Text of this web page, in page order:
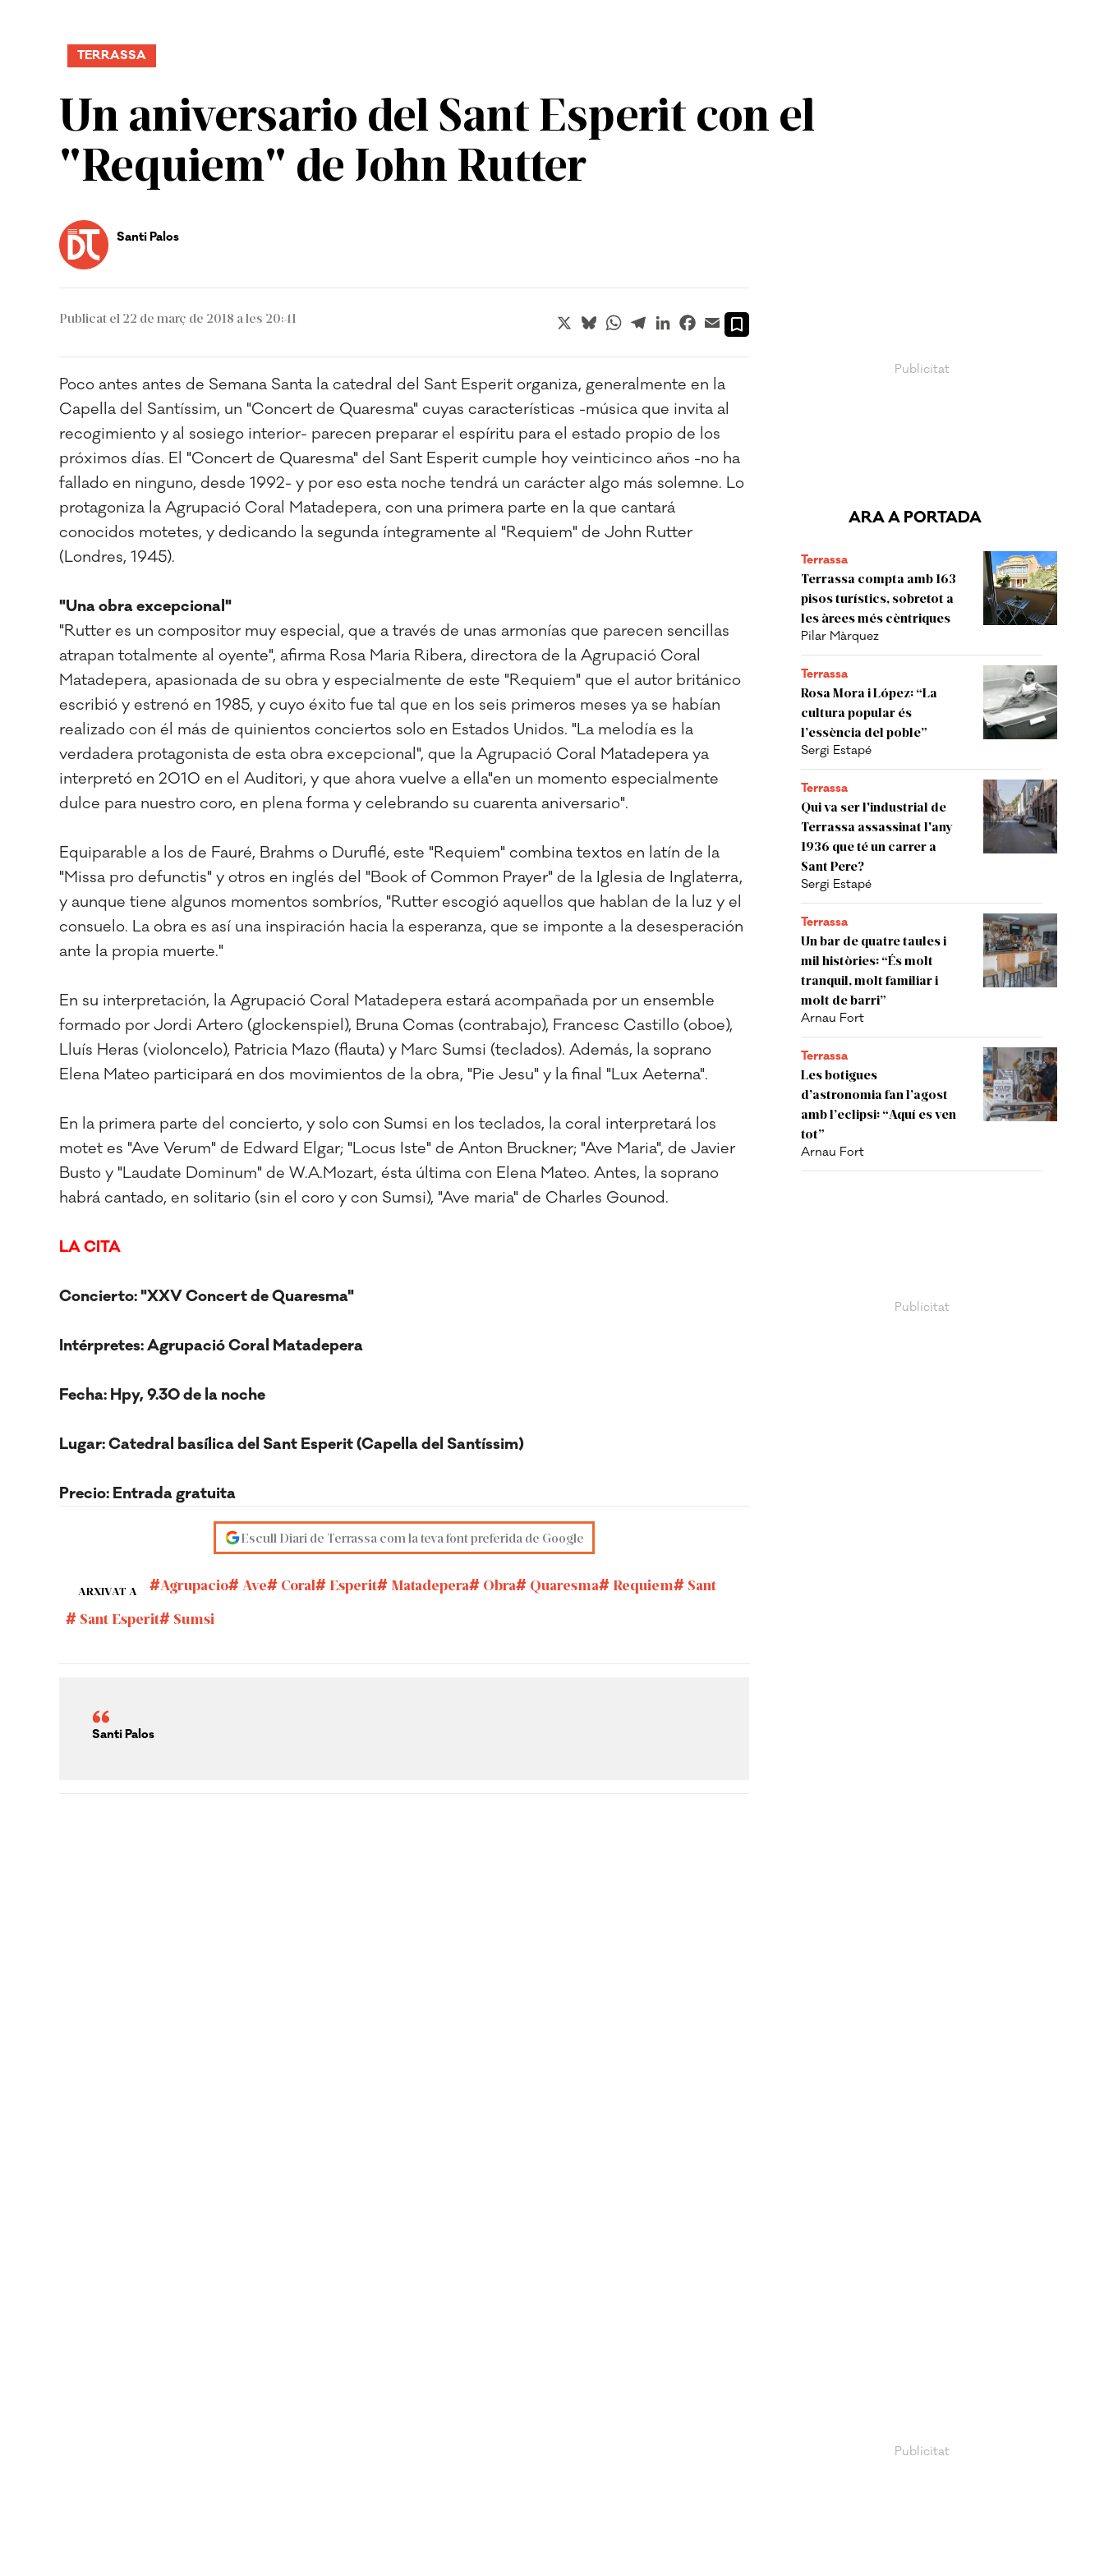
Un aniversario del Sant Esperit con el
"Requiem" de John Rutter
TERRASSA
ARA A PORTADA
Terrassa
Terrassa compta amb 163
pisos turístics, sobretot a
les àrees més cèntriques
Pilar Màrquez
Terrassa
Rosa Mora i López: “La
cultura popular és
l’essència del poble”
Sergi Estapé
Terrassa
Qui va ser l'industrial de
Terrassa assassinat l'any
1936 que té un carrer a
Sant Pere?
Sergi Estapé
Terrassa
Un bar de quatre taules i
mil històries: “És molt
tranquil, molt familiar i
molt de barri”
Arnau Fort
Terrassa
Les botigues
d’astronomia fan l’agost
amb l’eclipsi: “Aquí es ven
tot”
Arnau Fort
Santi Palos
Publicat el 22 de març de 2018 a les 20:41 X BlueskyWhatsApp
TelegramLinkedInFacebook
Email
Poco antes antes de Semana Santa la catedral del Sant Esperit organiza, generalmente en la
Capella del Santíssim, un "Concert de Quaresma" cuyas características -música que invita al
recogimiento y al sosiego interior- parecen preparar el espíritu para el estado propio de los
próximos días. El "Concert de Quaresma" del Sant Esperit cumple hoy veinticinco años -no ha
fallado en ninguno, desde 1992- y por eso esta noche tendrá un carácter algo más solemne. Lo
protagoniza la Agrupació Coral Matadepera, con una primera parte en la que cantará
conocidos motetes, y dedicando la segunda íntegramente al "Requiem" de John Rutter
(Londres, 1945).
"Una obra excepcional"
"Rutter es un compositor muy especial, que a través de unas armonías que parecen sencillas
atrapan totalmente al oyente", afirma Rosa Maria Ribera, directora de la Agrupació Coral
Matadepera, apasionada de su obra y especialmente de este "Requiem" que el autor británico
escribió y estrenó en 1985, y cuyo éxito fue tal que en los seis primeros meses ya se habían
realizado con él más de quinientos conciertos solo en Estados Unidos. "La melodía es la
verdadera protagonista de esta obra excepcional", que la Agrupació Coral Matadepera ya
interpretó en 2010 en el Auditori, y que ahora vuelve a ella"en un momento especialmente
dulce para nuestro coro, en plena forma y celebrando su cuarenta aniversario".
Equiparable a los de Fauré, Brahms o Duruflé, este "Requiem" combina textos en latín de la
"Missa pro defunctis" y otros en inglés del "Book of Common Prayer" de la Iglesia de Inglaterra,
y aunque tiene algunos momentos sombríos, "Rutter escogió aquellos que hablan de la luz y el
consuelo. La obra es así una inspiración hacia la esperanza, que se imponte a la desesperación
ante la propia muerte."
En su interpretación, la Agrupació Coral Matadepera estará acompañada por un ensemble
formado por Jordi Artero (glockenspiel), Bruna Comas (contrabajo), Francesc Castillo (oboe),
Lluís Heras (violoncelo), Patricia Mazo (flauta) y Marc Sumsi (teclados). Además, la soprano
Elena Mateo participará en dos movimientos de la obra, "Pie Jesu" y la final "Lux Aeterna".
En la primera parte del concierto, y solo con Sumsi en los teclados, la coral interpretará los
motet es "Ave Verum" de Edward Elgar; "Locus Iste" de Anton Bruckner; "Ave Maria", de Javier
Busto y "Laudate Dominum" de W.A.Mozart, ésta última con Elena Mateo. Antes, la soprano
habrá cantado, en solitario (sin el coro y con Sumsi), "Ave maria" de Charles Gounod.
LA CITA
Concierto: "XXV Concert de Quaresma"
Intérpretes: Agrupació Coral Matadepera
Fecha: Hpy, 9.30 de la noche
Lugar: Catedral basílica del Sant Esperit (Capella del Santíssim)
Precio: Entrada gratuita
Escull Diari de Terrassa com la teva font preferida de Google
ARXIVAT A Agrupacio Ave Coral Esperit Matadepera Obra Quaresma Requiem
Sant
Sant Esperit
Sumsi
Santi Palos